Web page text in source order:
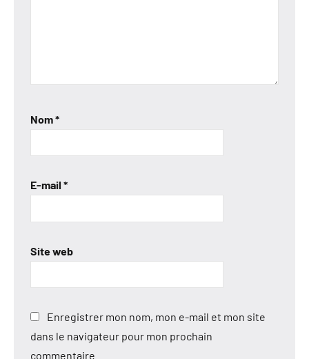
Nom*
E-mail *
Site web
Enregistrer mon nom, mon e-mail et mon site
dans le navigateur pour mon prochain
commentaire.